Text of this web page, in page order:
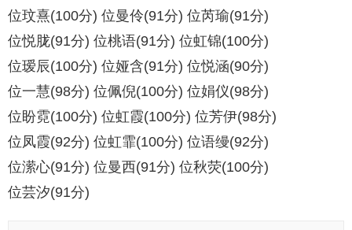
位玟熹(100分) 位曼伶(91分) 位芮瑜(91分)
位悦胧(91分) 位桃语(91分) 位虹锦(100分)
位瑷辰(100分) 位娅含(91分) 位悦涵(90分)
位一慧(98分) 位佩倪(100分) 位娟仪(98分)
位盼霓(100分) 位虹霞(100分) 位芳伊(98分)
位凤霞(92分) 位虹霏(100分) 位语缦(92分)
位潆心(91分) 位曼西(91分) 位秋荧(100分)
位芸汐(91分)